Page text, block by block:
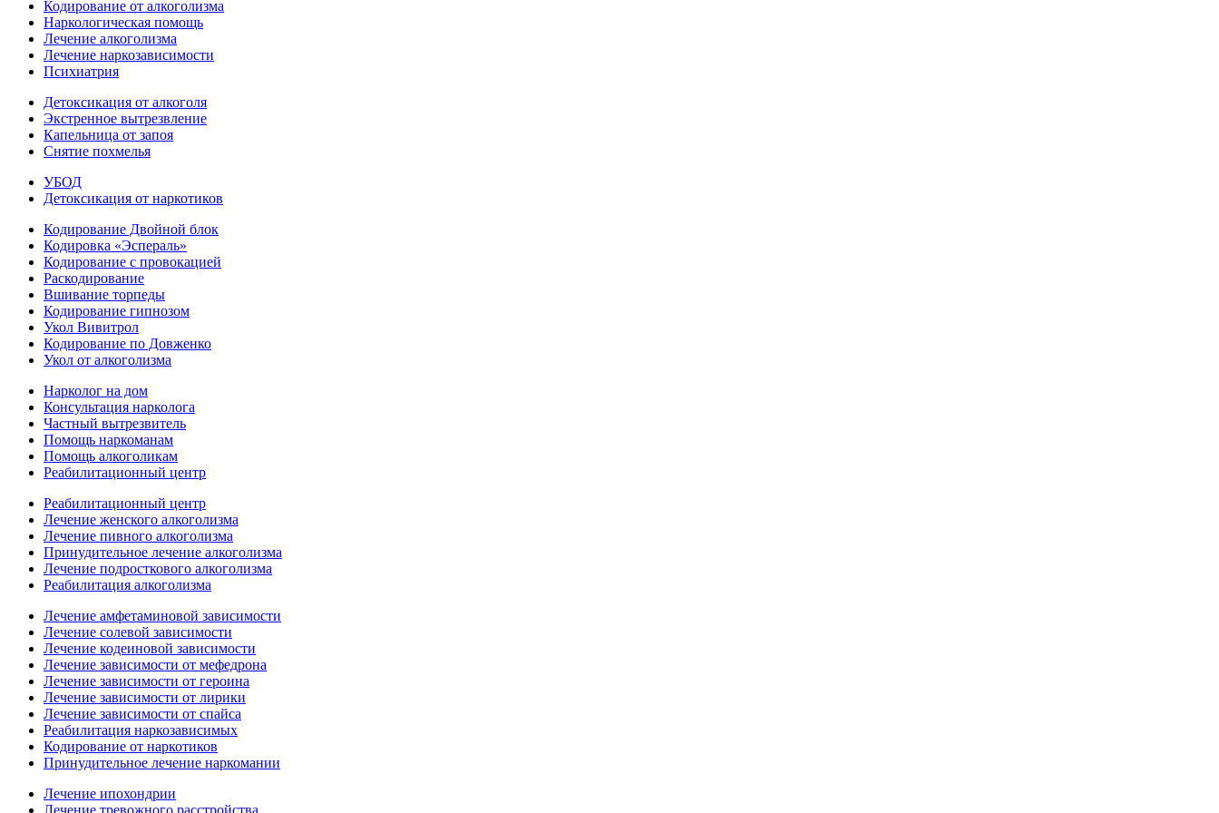
Кодирование от алкоголизма
Наркологическая помощь
Лечение алкоголизма
Лечение наркозависимости
Психиатрия
Детоксикация от алкоголя
Экстренное вытрезвление
Капельница от запоя
Снятие похмелья
УБОД
Детоксикация от наркотиков
Кодирование Двойной блок
Кодировка «Эспераль»
Кодирование с провокацией
Раскодирование
Вшивание торпеды
Кодирование гипнозом
Укол Вивитрол
Кодирование по Довженко
Укол от алкоголизма
Нарколог на дом
Консультация нарколога
Частный вытрезвитель
Помощь наркоманам
Помощь алкоголикам
Реабилитационный центр
Реабилитационный центр
Лечение женского алкоголизма
Лечение пивного алкоголизма
Принудительное лечение алкоголизма
Лечение подросткового алкоголизма
Реабилитация алкоголизма
Лечение амфетаминовой зависимости
Лечение солевой зависимости
Лечение кодеиновой зависимости
Лечение зависимости от мефедрона
Лечение зависимости от героина
Лечение зависимости от лирики
Лечение зависимости от спайса
Реабилитация наркозависимых
Кодирование от наркотиков
Принудительное лечение наркомании
Лечение ипохондрии
Лечение тревожного расстройства